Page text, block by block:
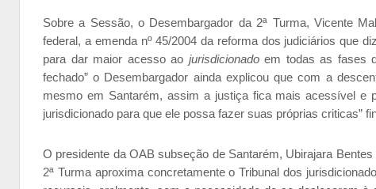
Sobre a Sessão, o Desembargador da 2ª Turma, Vicente
federal, a emenda nº​ ​45/2004 da reforma dos judiciários que
para dar maior acesso ao jurisdicionado em todas as fases
fechado” o Desembargador ainda explicou que com a
mesmo em Santarém, assim a justiça fica mais acessível e
jurisdicionado para que ele possa fazer suas próprias criticas”
O presidente da OAB subseção de Santarém, Ubirajara
2ª Turma aproxima concretamente o Tribunal dos